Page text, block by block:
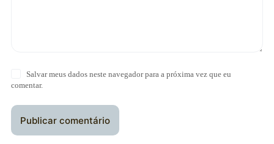
Salvar meus dados neste navegador para a próxima vez que eu
comentar.
Publicar comentário